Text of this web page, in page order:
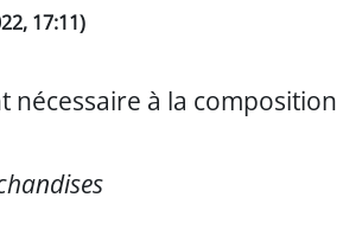
17:11)
nécessaire à la composition